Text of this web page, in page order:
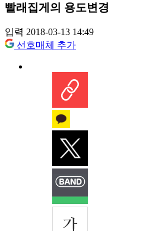
빨래집게의 용도변경
입력 2018-03-13 14:49
선호매체 추가